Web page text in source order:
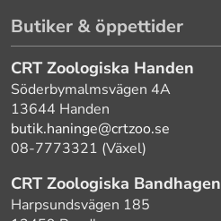
Butiker & öppettider
CRT Zoologiska Handen
Söderbymalmsvägen 4A
13644 Handen
butik.haninge@crtzoo.se
08-7773321 (Växel)
CRT Zoologiska Bandhagen
Harpsundsvägen 185